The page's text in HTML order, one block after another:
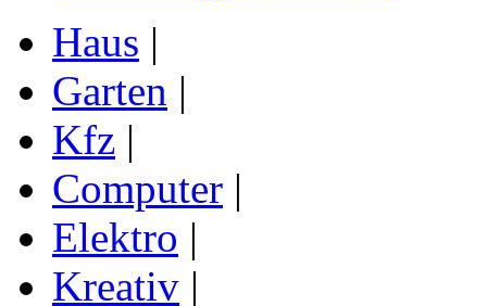
Haus |
Garten |
Kfz |
Computer |
Elektro |
Kreativ |